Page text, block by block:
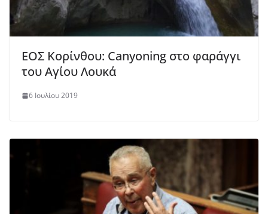
ΕΟΣ Κορίνθου: Canyoning στο φαράγγι
του Αγίου Λουκά
6 Ιουλίου 2019